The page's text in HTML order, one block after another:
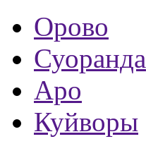
Орово
Суоранда
Аро
Куйворы